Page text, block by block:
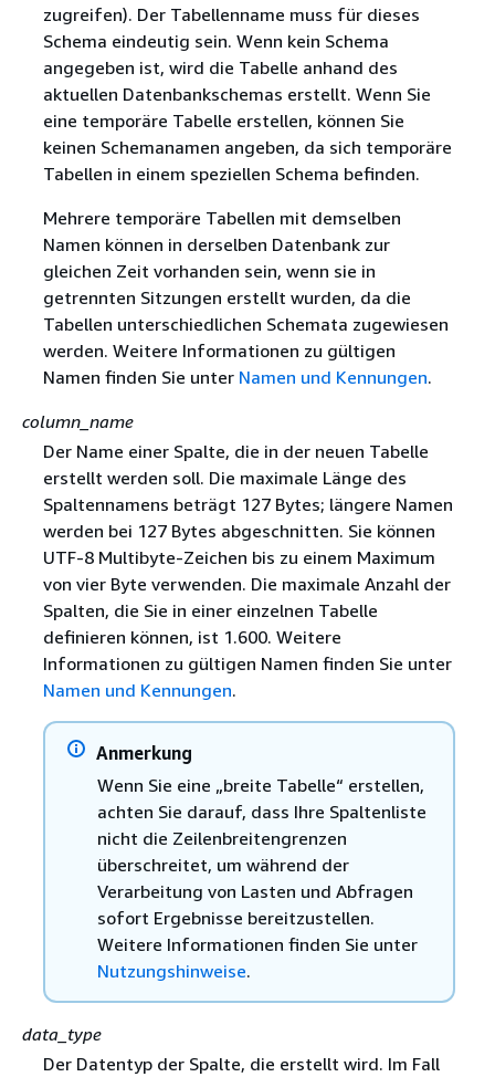
zugreifen). Der Tabellenname muss für dieses
Schema eindeutig sein. Wenn kein Schema
angegeben ist, wird die Tabelle anhand des
aktuellen Datenbankschemas erstellt. Wenn Sie
eine temporäre Tabelle erstellen, können Sie
keinen Schemanamen angeben, da sich temporäre
Tabellen in einem speziellen Schema befinden.
Mehrere temporäre Tabellen mit demselben
Namen können in derselben Datenbank zur
gleichen Zeit vorhanden sein, wenn sie in
getrennten Sitzungen erstellt wurden, da die
Tabellen unterschiedlichen Schemata zugewiesen
werden. Weitere Informationen zu gültigen
Namen finden Sie unter Namen und Kennungen.
column_name
Der Name einer Spalte, die in der neuen Tabelle
erstellt werden soll. Die maximale Länge des
Spaltennamens beträgt 127 Bytes; längere Namen
werden bei 127 Bytes abgeschnitten. Sie können
UTF-8 Multibyte-Zeichen bis zu einem Maximum
von vier Byte verwenden. Die maximale Anzahl der
Spalten, die Sie in einer einzelnen Tabelle
definieren können, ist 1.600. Weitere
Informationen zu gültigen Namen finden Sie unter
Namen und Kennungen.
Anmerkung
Wenn Sie eine „breite Tabelle“ erstellen,
achten Sie darauf, dass Ihre Spaltenliste
nicht die Zeilenbreitengrenzen
überschreitet, um während der
Verarbeitung von Lasten und Abfragen
sofort Ergebnisse bereitzustellen.
Weitere Informationen finden Sie unter
Nutzungshinweise.
data_type
Der Datentyp der Spalte, die erstellt wird. Im Fall